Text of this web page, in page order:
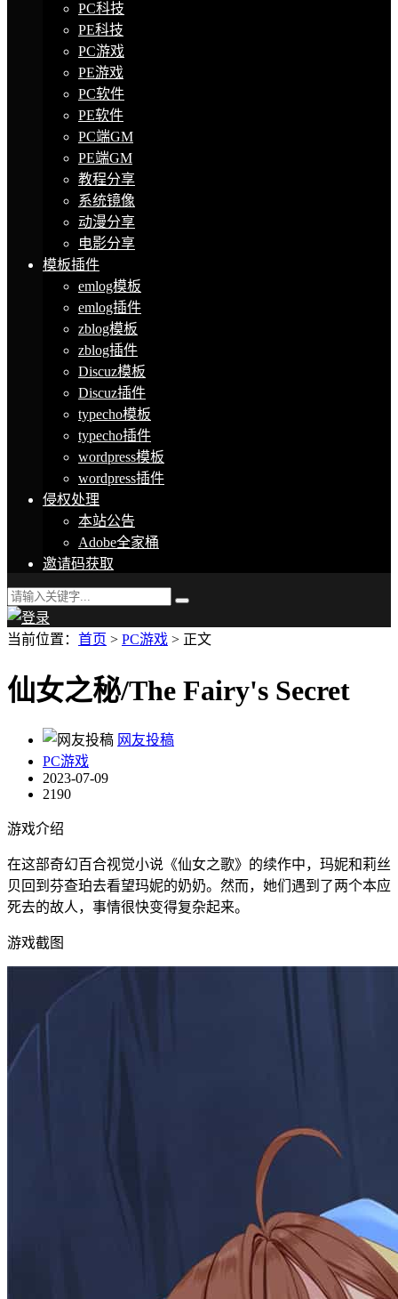
PC科技
PE科技
PC游戏
PE游戏
PC软件
PE软件
PC端GM
PE端GM
教程分享
系统镜像
动漫分享
电影分享
模板插件
emlog模板
emlog插件
zblog模板
zblog插件
Discuz模板
Discuz插件
typecho模板
typecho插件
wordpress模板
wordpress插件
侵权处理
本站公告
Adobe全家桶
邀请码获取
当前位置： 首页 > PC游戏 > 正文
仙女之秘/The Fairy's Secret
网友投稿
PC游戏
2023-07-09
2190
游戏介绍
在这部奇幻百合视觉小说《仙女之歌》的续作中，玛妮和莉丝
贝回到芬查珀去看望玛妮的奶奶。然而，她们遇到了两个本应
死去的故人，事情很快变得复杂起来。
游戏截图